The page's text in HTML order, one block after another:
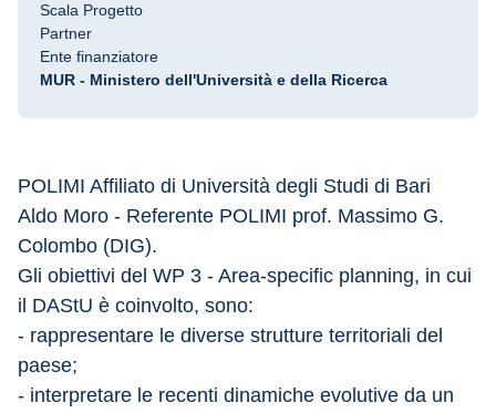
Scala Progetto
Partner
Ente finanziatore
MUR - Ministero dell'Università e della Ricerca
POLIMI Affiliato di Università degli Studi di Bari
Aldo Moro - Referente POLIMI prof. Massimo G.
Colombo (DIG).
Gli obiettivi del WP 3 - Area-specific planning, in cui
il DAStU è coinvolto, sono:
- rappresentare le diverse strutture territoriali del
paese;
- interpretare le recenti dinamiche evolutive da un